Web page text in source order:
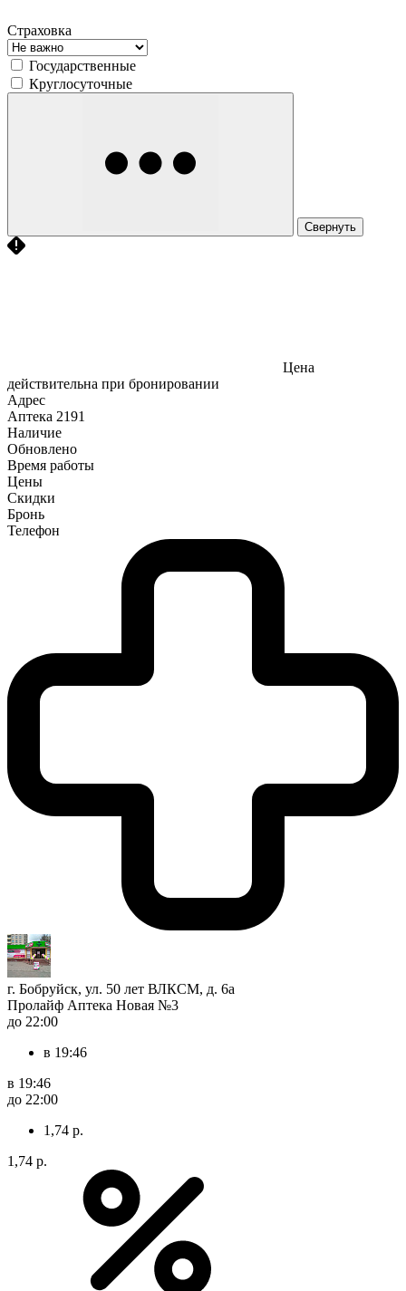
Страховка
Государственные
Круглосуточные
Свернуть
Цена
действительна при бронировании
Адрес
Аптека 2191
Наличие
Обновлено
Время работы
Цены
Скидки
Бронь
Телефон
г. Бобруйск, ул. 50 лет ВЛКСМ, д. 6а
Пролайф Аптека Новая №3
до 22:00
в 19:46
в 19:46
до 22:00
1,74 р.
1,74 р.